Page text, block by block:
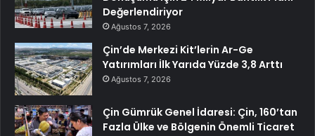
Değerlendiriyor
Ağustos 7, 2026
Çin’de Merkezi Kit’lerin Ar-Ge
Yatırımları İlk Yarıda Yüzde 3,8 Arttı
Ağustos 7, 2026
Çin Gümrük Genel İdaresi: Çin, 160’tan
Fazla Ülke ve Bölgenin Önemli Ticaret